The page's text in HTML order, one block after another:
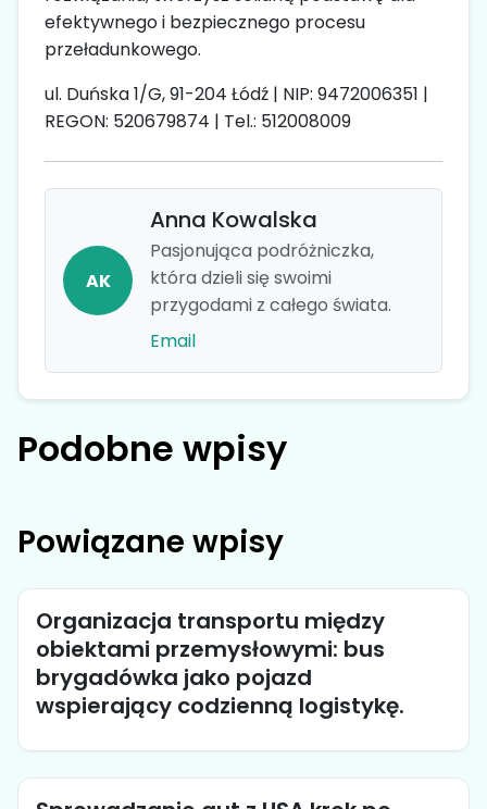
efektywnego i bezpiecznego procesu
przeładunkowego.
ul. Duńska 1/G, 91-204 Łódź | NIP: 9472006351 |
REGON: 520679874 | Tel.: 512008009
AK
Anna Kowalska
Pasjonująca podróżniczka,
która dzieli się swoimi
przygodami z całego świata.
Email
Podobne wpisy
Powiązane wpisy
Organizacja transportu między
obiektami przemysłowymi: bus
brygadówka jako pojazd
wspierający codzienną logistykę.